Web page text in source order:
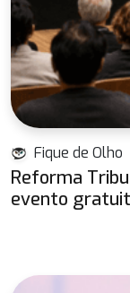
Fique de Olho
Reforma
evento